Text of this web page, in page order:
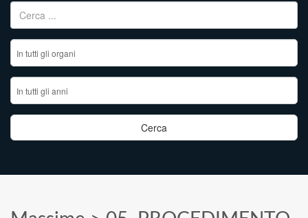
Ricerca per: